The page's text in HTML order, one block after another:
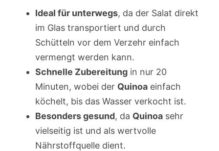
Ideal für unterwegs, da der Salat direkt
im Glas transportiert und durch
Schütteln vor dem Verzehr einfach
vermengt werden kann.
Schnelle Zubereitung in nur 20
Minuten, wobei der Quinoa einfach
köchelt, bis das Wasser verkocht ist.
Besonders gesund, da Quinoa sehr
vielseitig ist und als wertvolle
Nährstoffquelle dient.